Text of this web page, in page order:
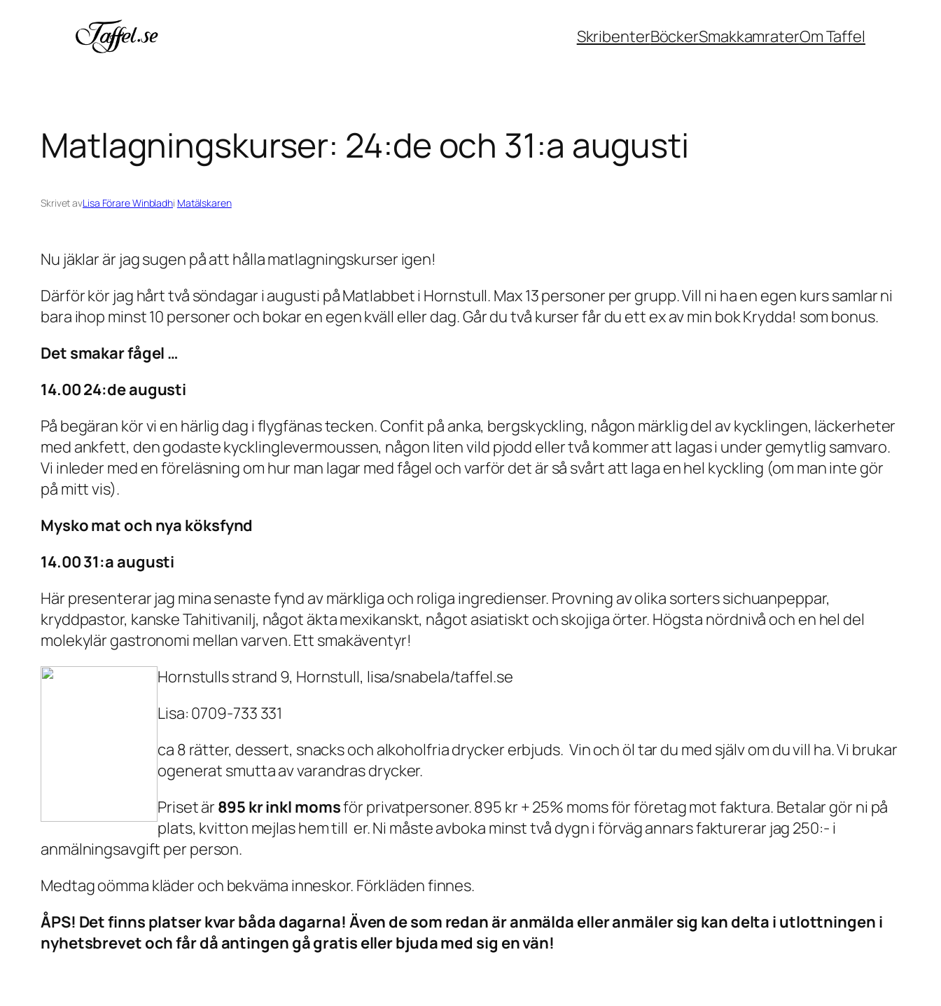
SkribenterBöckerSmakkamraterOm Taffel
Matlagningskurser: 24:de och 31:a augusti
Skrivet avLisa Förare Winbladhi Matälskaren
Nu jäklar är jag sugen på att hålla matlagningskurser igen!
Därför kör jag hårt två söndagar i augusti på Matlabbet i Hornstull. Max 13 personer per grupp. Vill ni ha en egen kurs samlar ni
bara ihop minst 10 personer och bokar en egen kväll eller dag. Går du två kurser får du ett ex av min bok Krydda! som bonus.
Det smakar fågel …
14.00 24:de augusti
På begäran kör vi en härlig dag i flygfänas tecken. Confit på anka, bergskyckling, någon märklig del av kycklingen, läckerheter
med ankfett, den godaste kycklinglevermoussen, någon liten vild pjodd eller två kommer att lagas i under gemytlig samvaro.
Vi inleder med en föreläsning om hur man lagar med fågel och varför det är så svårt att laga en hel kyckling (om man inte gör
på mitt vis).
Mysko mat och nya köksfynd
14.00 31:a augusti
Här presenterar jag mina senaste fynd av märkliga och roliga ingredienser. Provning av olika sorters sichuanpeppar,
kryddpastor, kanske Tahitivanilj, något äkta mexikanskt, något asiatiskt och skojiga örter. Högsta nördnivå och en hel del
molekylär gastronomi mellan varven. Ett smakäventyr!
Hornstulls strand 9, Hornstull, lisa/snabela/taffel.se
Lisa: 0709-733 331
ca 8 rätter, dessert, snacks och alkoholfria drycker erbjuds. Vin och öl tar du med själv om du vill ha. Vi brukar
ogenerat smutta av varandras drycker.
Priset är 895 kr inkl momsför privatpersoner. 895 kr + 25% moms för företag mot faktura. Betalar gör ni på
plats, kvitton mejlas hem till er. Ni måste avboka minst två dygn i förväg annars fakturerar jag 250:- i
anmälningsavgift per person.
Medtag oömma kläder och bekväma inneskor. Förkläden finnes.
ÅPS! Det finns platser kvar båda dagarna! Även de som redan är anmälda eller anmäler sig kan delta i utlottningen i
nyhetsbrevet och får då antingen gå gratis eller bjuda med sig en vän!